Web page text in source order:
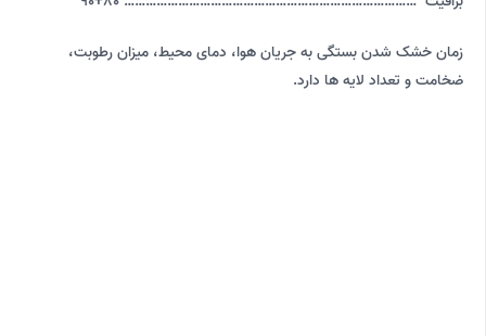
زمان خشک شدن بستگی به جریان هوا، دمای محیط، میزان رطوبت،
ضخامت و تعداد لایه ها دارد.